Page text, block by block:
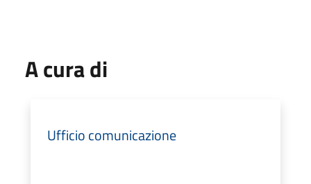
A cura di
Ufficio comunicazione